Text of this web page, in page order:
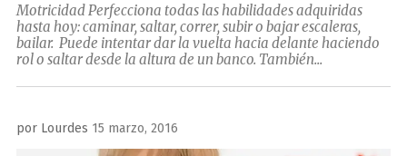
Motricidad Perfecciona todas las habilidades adquiridas
hasta hoy: caminar, saltar, correr, subir o bajar escaleras,
bailar. Puede intentar dar la vuelta hacia delante haciendo
rol o saltar desde la altura de un banco. También...
por Lourdes Publicado
el
15 marzo, 2016